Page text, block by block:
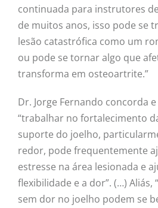
continuada para instrutores
de muitos anos, isso pode se
lesão catastrófica como um
ou pode se tornar algo que
transforma em osteoartrite.”
Dr. Jorge Fernando concorda
“trabalhar no fortalecimento
suporte do joelho,
redor, pode frequentemente
estresse na área lesionada e
flexibilidade e a dor”. (…) Aliás,
sem dor no joelho podem se